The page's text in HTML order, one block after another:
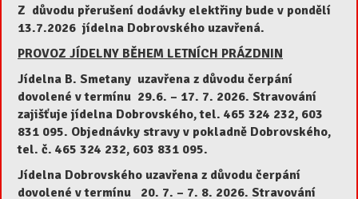
Z důvodu přerušení dodávky elektřiny bude v pondělí
13.7.2026 jídelna Dobrovského uzavřená.
PROVOZ JÍDELNY BĚHEM LETNÍCH PRÁZDNIN
Jídelna B. Smetany uzavřena z důvodu čerpání
dovolené v termínu 29.6. – 17. 7. 2026. Stravování
zajišťuje jídelna Dobrovského, tel. 465 324 232, 603
831 095. Objednávky stravy v pokladně Dobrovského,
tel. č. 465 324 232, 603 831 095.
Jídelna Dobrovského uzavřena z důvodu čerpání
dovolené v termínu 20. 7. – 7. 8. 2026. Stravování
1 špagety po italsku, nápoj
1 3 7
Tabulku posunete pohybem prstu
2 gnocchi se špenátem, smetanou a parmazánem,
1 3 7
Zobrazit jídelníček na další dny